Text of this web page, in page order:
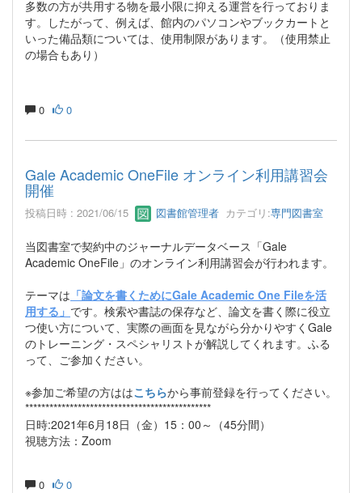
多数の方が共用する物を最小限に抑える運営を行っておりま
す。したがって、例えば、館内のパソコンやブックカートと
いった備品類については、使用制限があります。（使用禁止
の場合もあり）
0 0
Gale Academic OneFile オンライン利用講習会
開催
投稿日時 : 2021/06/15 図書館管理者 カテゴリ:専門図書室
当図書室で契約中のジャーナルデータベース「Gale
Academic OneFile」のオンライン利用講習会が行われます。
テーマは 「論文を書くためにGale Academic One Fileを活
用する」 です。検索や書誌の保存など、論文を書く際に役立
つ使い方について、実際の画面を見ながら分かりやすくGale
のトレーニング・スペシャリストが解説してくれます。ふる
って、ご参加ください。
※参加ご希望の方ははこちらから事前登録を行ってください。
**********************************************
日時:2021年6月18日（金）15：00～（45分間）
視聴方法：Zoom
0 0